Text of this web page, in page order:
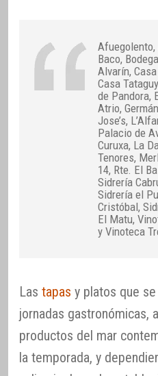
Afuegolento,
Baco,
Alvarín,
Casa
de Pandora,
Atrio,
Jose’s,
Palacio de
Curuxa, La
Tenores,
14, Rte. El
Sidrería
Sidrería el
Cristóbal,
El Matu,
y Vinoteca
Las tapas y platos que
jornadas gastronómicas,
productos del mar
la temporada, y